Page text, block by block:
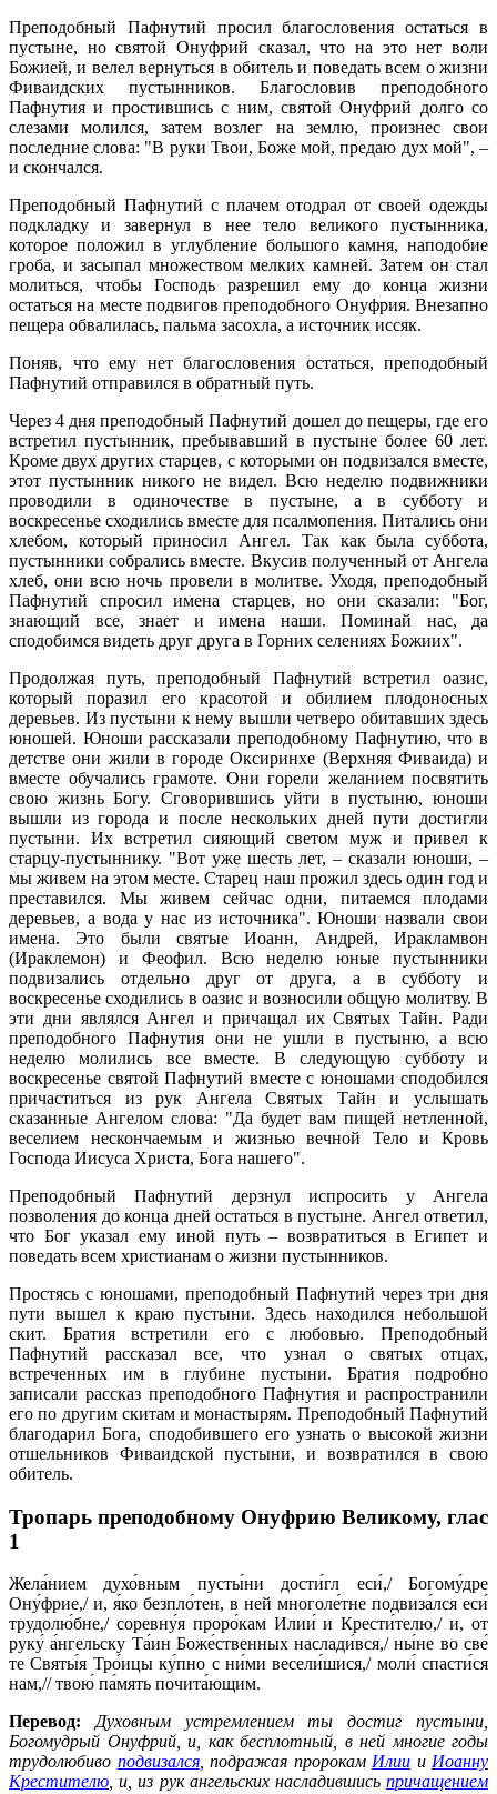
Преподобный Пафнутий просил благословения остаться в
пустыне, но святой Онуфрий сказал, что на это нет воли
Божией, и велел вернуться в обитель и поведать всем о жизни
Фиваидских пустынников. Благословив преподобного
Пафнутия и простившись с ним, святой Онуфрий долго со
слезами молился, затем возлег на землю, произнес свои
последние слова: "В руки Твои, Боже мой, предаю дух мой", –
и скончался.
Преподобный Пафнутий с плачем отодрал от своей одежды
подкладку и завернул в нее тело великого пустынника,
которое положил в углубление большого камня, наподобие
гроба, и засыпал множеством мелких камней. Затем он стал
молиться, чтобы Господь разрешил ему до конца жизни
остаться на месте подвигов преподобного Онуфрия. Внезапно
пещера обвалилась, пальма засохла, а источник иссяк.
Поняв, что ему нет благословения остаться, преподобный
Пафнутий отправился в обратный путь.
Через 4 дня преподобный Пафнутий дошел до пещеры, где его
встретил пустынник, пребывавший в пустыне более 60 лет.
Кроме двух других старцев, с которыми он подвизался вместе,
этот пустынник никого не видел. Всю неделю подвижники
проводили в одиночестве в пустыне, а в субботу и
воскресенье сходились вместе для псалмопения. Питались они
хлебом, который приносил Ангел. Так как была суббота,
пустынники собрались вместе. Вкусив полученный от Ангела
хлеб, они всю ночь провели в молитве. Уходя, преподобный
Пафнутий спросил имена старцев, но они сказали: "Бог,
знающий все, знает и имена наши. Поминай нас, да
сподобимся видеть друг друга в Горних селениях Божиих".
Продолжая путь, преподобный Пафнутий встретил оазис,
который поразил его красотой и обилием плодоносных
деревьев. Из пустыни к нему вышли четверо обитавших здесь
юношей. Юноши рассказали преподобному Пафнутию, что в
детстве они жили в городе Оксиринхе (Верхняя Фиваида) и
вместе обучались грамоте. Они горели желанием посвятить
свою жизнь Богу. Сговорившись уйти в пустыню, юноши
вышли из города и после нескольких дней пути достигли
пустыни. Их встретил сияющий светом муж и привел к
старцу-пустыннику. "Вот уже шесть лет, – сказали юноши, –
мы живем на этом месте. Старец наш прожил здесь один год и
преставился. Мы живем сейчас одни, питаемся плодами
деревьев, а вода у нас из источника". Юноши назвали свои
имена. Это были святые Иоанн, Андрей, Иракламвон
(Ираклемон) и Феофил. Всю неделю юные пустынники
подвизались отдельно друг от друга, а в субботу и
воскресенье сходились в оазис и возносили общую молитву. В
эти дни являлся Ангел и причащал их Святых Тайн. Ради
преподобного Пафнутия они не ушли в пустыню, а всю
неделю молились все вместе. В следующую субботу и
воскресенье святой Пафнутий вместе с юношами сподобился
причаститься из рук Ангела Святых Тайн и услышать
сказанные Ангелом слова: "Да будет вам пищей нетленной,
веселием нескончаемым и жизнью вечной Тело и Кровь
Господа Иисуса Христа, Бога нашего".
Преподобный Пафнутий дерзнул испросить у Ангела
позволения до конца дней остаться в пустыне. Ангел ответил,
что Бог указал ему иной путь – возвратиться в Египет и
поведать всем христианам о жизни пустынников.
Простясь с юношами, преподобный Пафнутий через три дня
пути вышел к краю пустыни. Здесь находился небольшой
скит. Братия встретили его с любовью. Преподобный
Пафнутий рассказал все, что узнал о святых отцах,
встреченных им в глубине пустыни. Братия подробно
записали рассказ преподобного Пафнутия и распространили
его по другим скитам и монастырям. Преподобный Пафнутий
благодарил Бога, сподобившего его узнать о высокой жизни
отшельников Фиваидской пустыни, и возвратился в свою
обитель.
Тропарь преподобному Онуфрию Великому, глас
1
Жела́нием духо́вным пусты́ни дости́гл еси́,/ Богому́дре
Ону́фрие,/ и, я́ко безпло́тен, в ней многоле́тне подвиза́лся еси́
трудолю́бне,/ соревну́я проро́кам Илии́ и Крести́телю,/ и, от
руку́ а́нгельску Та́ин Боже́ственных наслади́вся,/ ны́не во све­́
те Святы́я Тро́ицы ку́пно с ни́ми весели́шися,/ моли́ спасти́ся
нам,// твою́ па́мять почита́ющим.
Перевод:
Духовным устремлением ты достиг пустыни,
Богомудрый Онуфрий, и, как бесплотный, в ней многие годы
трудолюбиво подвизался, подражая пророкам Илии и Иоанну
Крестителю , и, из рук ангельских насладившись причащением